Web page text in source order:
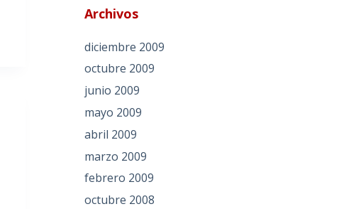
Archivos
diciembre 2009
octubre 2009
junio 2009
mayo 2009
abril 2009
marzo 2009
febrero 2009
octubre 2008